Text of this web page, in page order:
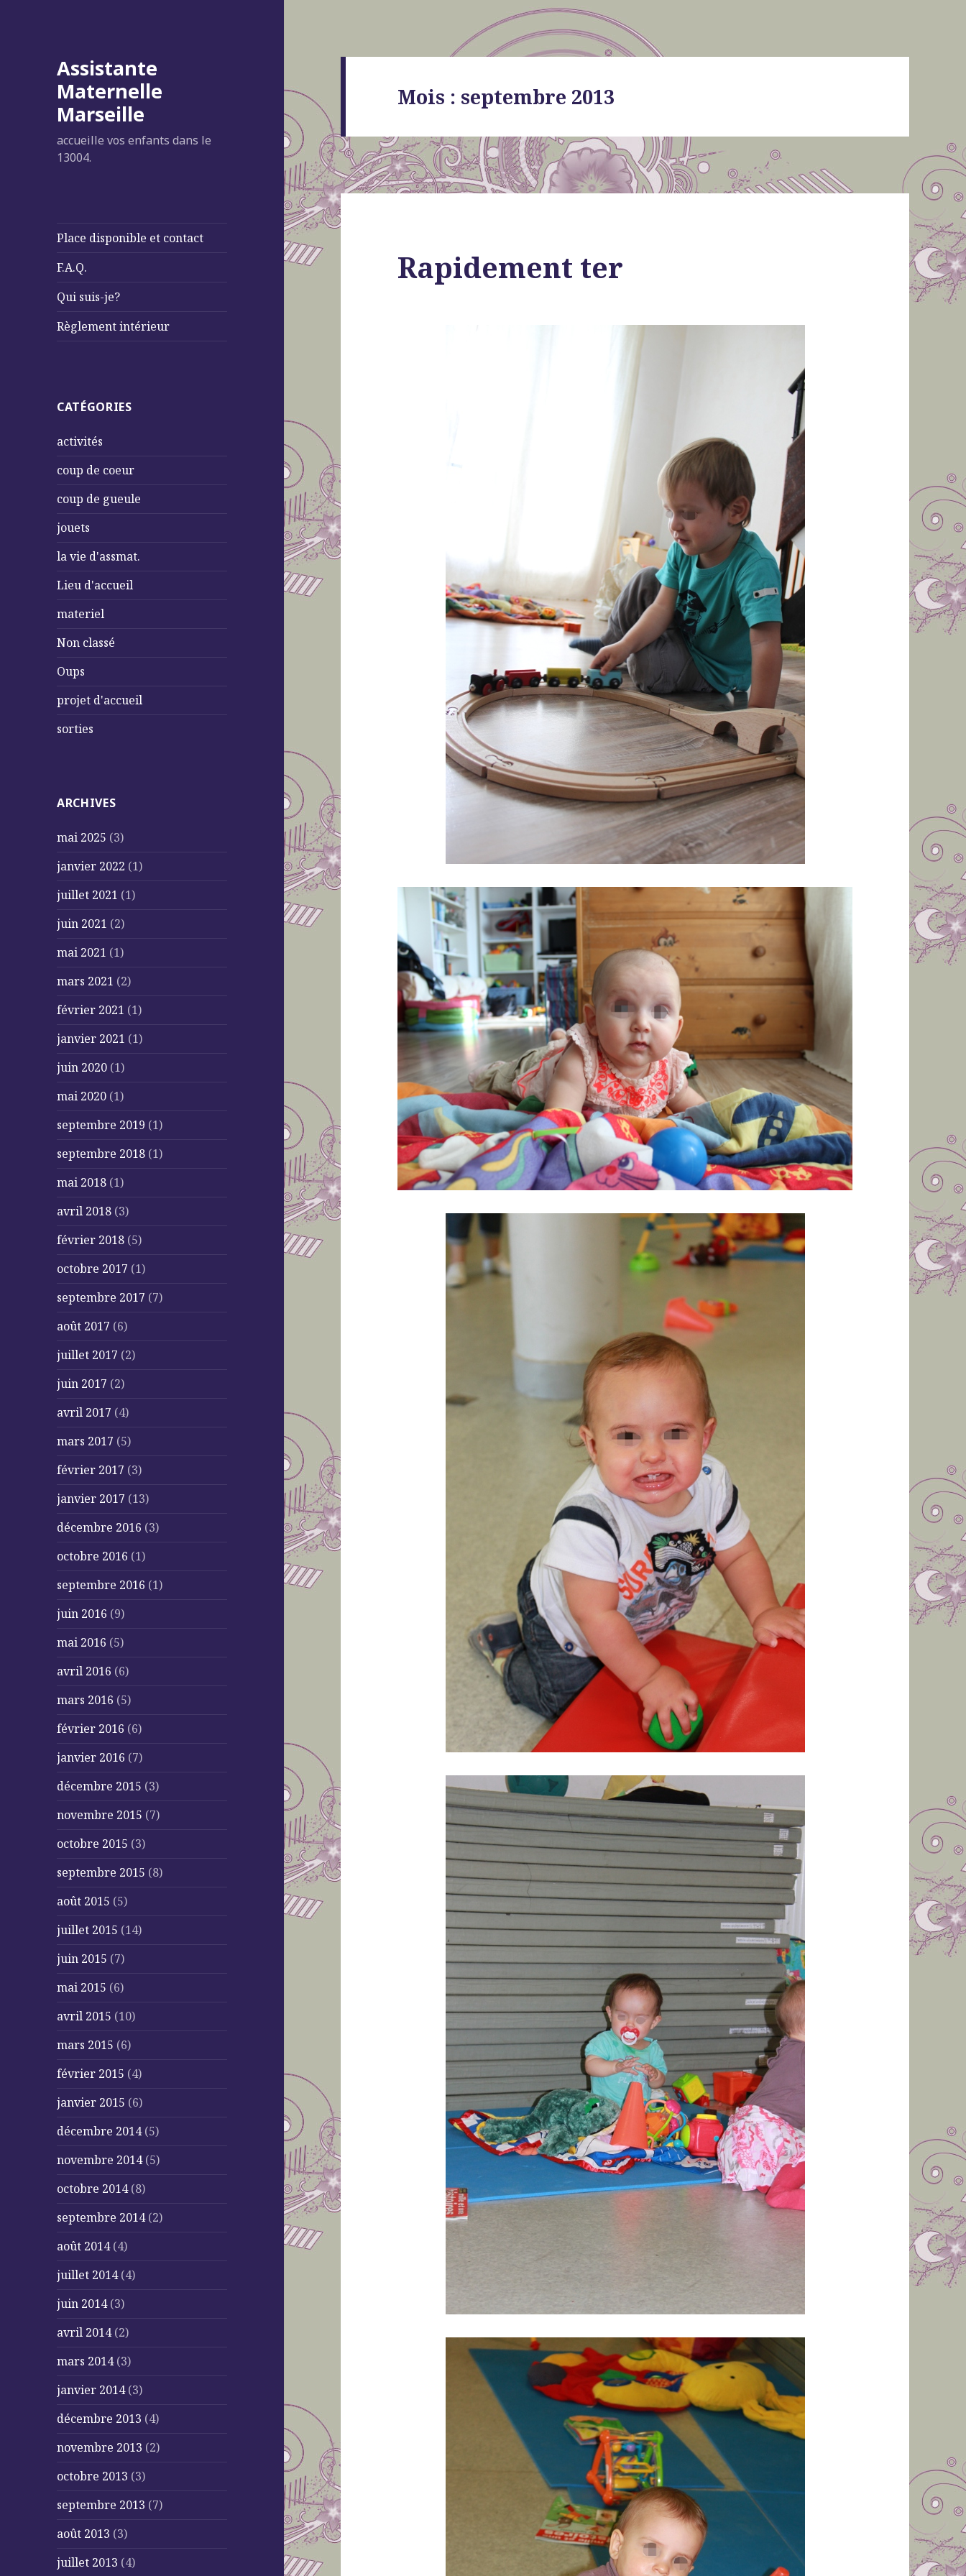
Assistante
Maternelle
Marseille
accueille vos enfants dans le
13004.
Place disponible et contact
F.A.Q.
Qui suis-je?
Règlement intérieur
CATÉGORIES
activités
coup de coeur
coup de gueule
jouets
la vie d'assmat.
Lieu d'accueil
materiel
Non classé
Oups
projet d'accueil
sorties
ARCHIVES
mai 2025 (3)
janvier 2022 (1)
juillet 2021 (1)
juin 2021 (2)
mai 2021 (1)
mars 2021 (2)
février 2021 (1)
janvier 2021 (1)
juin 2020 (1)
mai 2020 (1)
septembre 2019 (1)
septembre 2018 (1)
mai 2018 (1)
avril 2018 (3)
février 2018 (5)
octobre 2017 (1)
septembre 2017 (7)
août 2017 (6)
juillet 2017 (2)
juin 2017 (2)
avril 2017 (4)
mars 2017 (5)
février 2017 (3)
janvier 2017 (13)
décembre 2016 (3)
octobre 2016 (1)
septembre 2016 (1)
juin 2016 (9)
mai 2016 (5)
avril 2016 (6)
mars 2016 (5)
février 2016 (6)
janvier 2016 (7)
décembre 2015 (3)
novembre 2015 (7)
octobre 2015 (3)
septembre 2015 (8)
août 2015 (5)
juillet 2015 (14)
juin 2015 (7)
mai 2015 (6)
avril 2015 (10)
mars 2015 (6)
février 2015 (4)
janvier 2015 (6)
décembre 2014(5)
novembre 2014(5)
octobre 2014(8)
septembre 2014(2)
août 2014(4)
juillet 2014(4)
juin 2014(3)
avril 2014(2)
mars 2014(3)
janvier 2014(3)
décembre 2013 (4)
novembre 2013 (2)
octobre 2013 (3)
septembre 2013 (7)
août 2013 (3)
juillet 2013 (4)
Mois : septembre 2013
Rapidement ter